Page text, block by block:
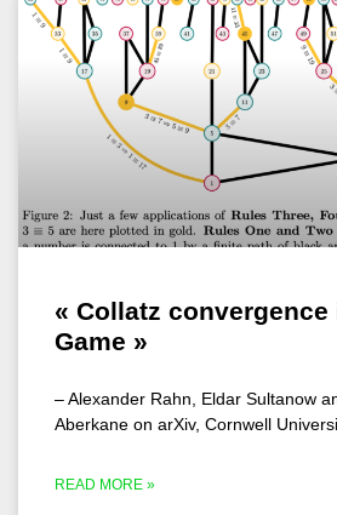
« Collatz convergence
Game »
– Alexander Rahn, Eldar Sultanow
Aberkane on arXiv, Cornwell
READ MORE »